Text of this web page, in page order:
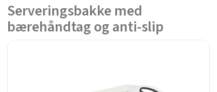
Serveringsbakke med
bærehåndtag og anti-slip